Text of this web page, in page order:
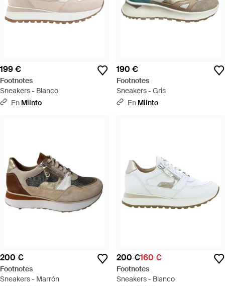
199 €
Footnotes
Sneakers - Blanco
En Miinto
190 €
Footnotes
Sneakers - Gris
En Miinto
200 €
Footnotes
Sneakers - Marrón
200 €160 €
Footnotes
Sneakers - Blanco